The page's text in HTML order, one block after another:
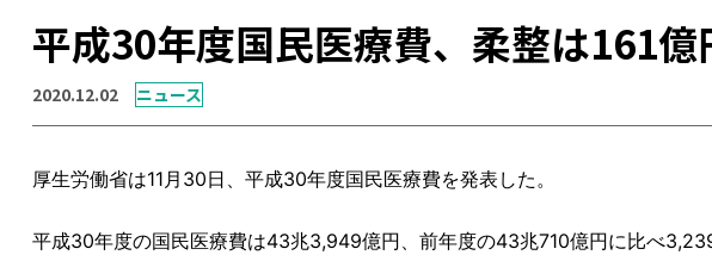
平成30年度国民医療費、柔整は161億
2020.12.02 ニュース
厚生労働省は11月30日、平成30年度国民医療費を発表した。
平成30年度の国民医療費は43兆3,949億円、前年度の43兆710億円に比べ